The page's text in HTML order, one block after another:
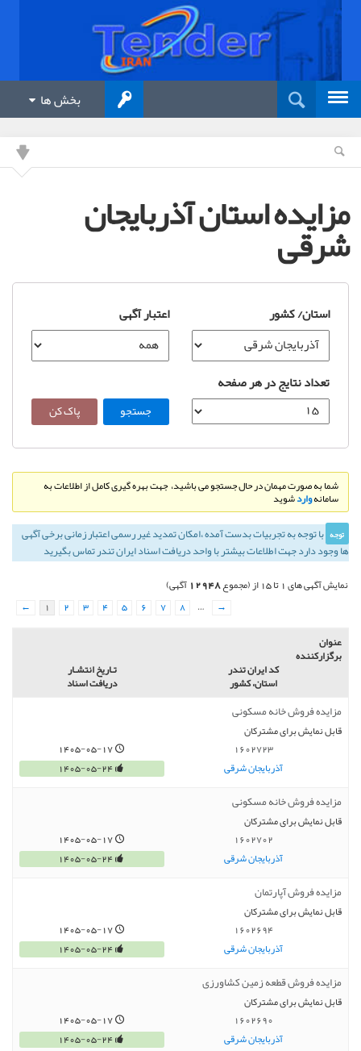
بخش ها
مزایده استان آذربایجان
شرقی
استان/ کشور اعتبار آگهی
تعداد نتایج در هر صفحه
شما به صورت مهمان در حال جستجو می باشید، جهت بهره گیری کامل از اطلاعات به
سامانهواردشوید
توجه با توجه به تجربيات بدست آمده ،‌امكان تمديد غير رسمی اعتبار زمانی برخی آگهی
ها وجود دارد جهت اطلاعات بیشتر با واحد دریافت اسناد ایران تندر تماس بگیرید
نمایش آگهی های 1 تا 15 از (مجموع 12948 آگهی)
←
1 2 3 4 5 6 7 8 … →
عنوان
برگزارکننده
کد ایران تندر
استان، کشور
تـاريخ انتشـار
دریافت اسناد
مزایده فروش خانه مسکونی
قابل نمایش برای مشترکان
1602723
آذربایجان شرقی
1405-05-17
1405-05-24
مزایده فروش خانه مسکونی
قابل نمایش برای مشترکان
1602702
آذربایجان شرقی
1405-05-17
1405-05-24
مزایده فروش آپارتمان
قابل نمایش برای مشترکان
1602694
آذربایجان شرقی
1405-05-17
1405-05-24
مزایده فروش قطعه زمین کشاورزی
قابل نمایش برای مشترکان
1602690
آذربایجان شرقی
1405-05-17
1405-05-24